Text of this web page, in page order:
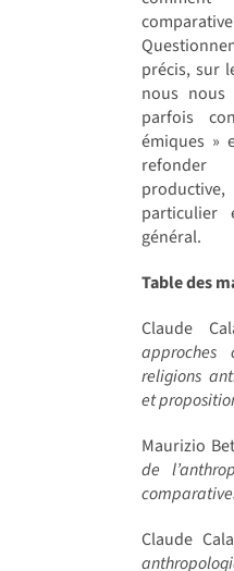
précis, sur
nous nous
parfois
émiques »
refonder
particulier
général.
Table des
Claude
approches
religions
et
Maurizio
de
Claude